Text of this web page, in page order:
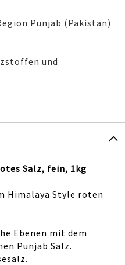
Punjab (Pakistan)
und
Salz, fein, 1kg
Himalaya Style roten
Ebenen mit dem
Punjab Salz.